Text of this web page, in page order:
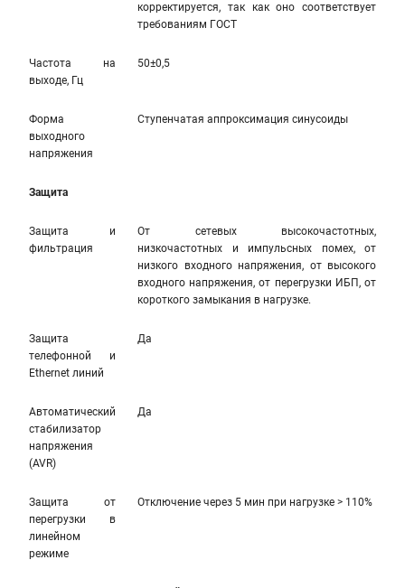
корректируется, так как оно соответствует
требованиям ГОСТ
Частота на
выходе, Гц
50±0,5
Форма
выходного
напряжения
Ступенчатая аппроксимация синусоиды
Защита
Защита и
фильтрация
От сетевых высокочастотных,
низкочастотных и импульсных помех, от
низкого входного напряжения, от высокого
входного напряжения, от перегрузки ИБП, от
короткого замыкания в нагрузке.
Защита
телефонной и
Ethernet линий
Да
Автоматический
стабилизатор
напряжения
(AVR)
Да
Защита от
перегрузки в
линейном
режиме
Отключение через 5 мин при нагрузке > 110%